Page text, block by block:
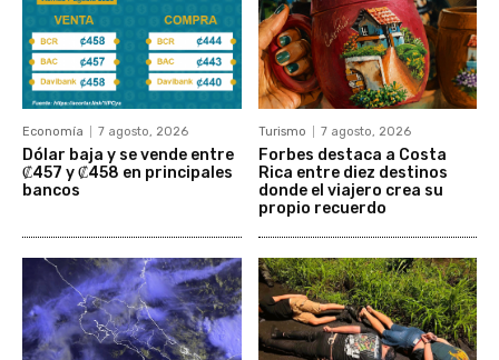
Economía 7 agosto, 2026
Dólar baja y se vende entre
₡457 y ₡458 en principales
bancos
Turismo 7 agosto, 2026
Forbes destaca a Costa
Rica entre diez destinos
donde el viajero crea su
propio recuerdo